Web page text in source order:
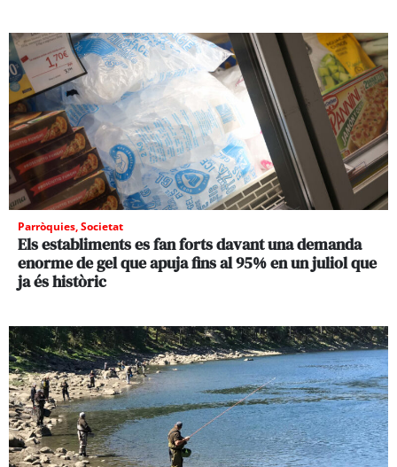
Parròquies,Societat
Els establiments es fan forts davant una demanda
enorme de gel que apuja fins al 95% en un juliol que
ja és històric